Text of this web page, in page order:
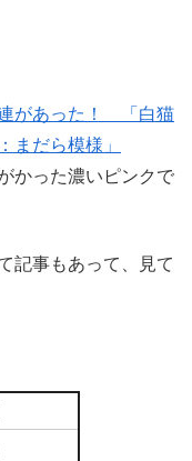
があった！ 「白猫
まだら模様」
かった濃いピンクで
記事もあって、見て